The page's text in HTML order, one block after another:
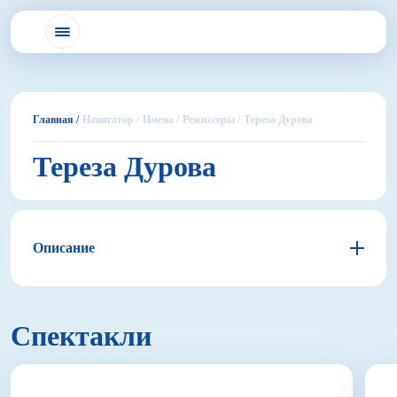
Главная / Навигатор / Имена / Режиссеры / Тереза Дурова
Тереза Дурова
Описание
Тереза Дурова в какой-то момент резко изменила
Спектакли